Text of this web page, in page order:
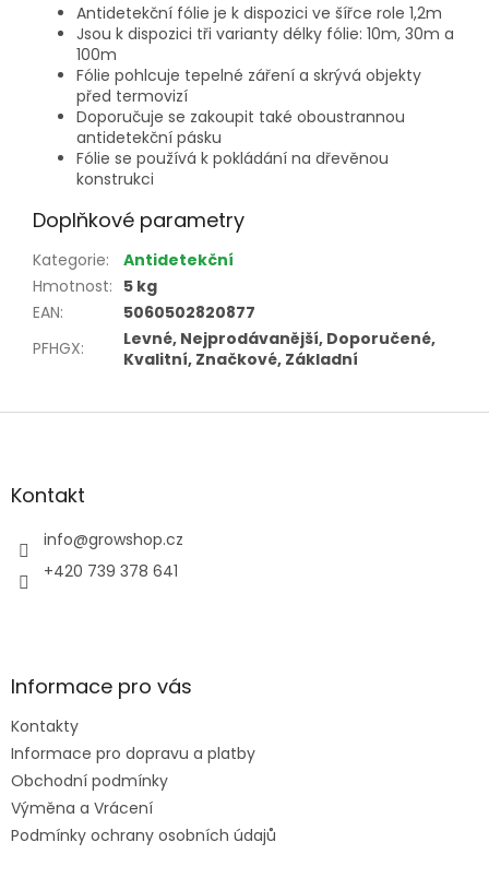
Antidetekční fólie je k dispozici ve šířce role 1,2m
Jsou k dispozici tři varianty délky fólie: 10m, 30m a
100m
Fólie pohlcuje tepelné záření a skrývá objekty
před termovizí
Doporučuje se zakoupit také oboustrannou
antidetekční pásku
Fólie se používá k pokládání na dřevěnou
konstrukci
Doplňkové parametry
Kategorie:
Antidetekční
Hmotnost: 5 kg
EAN:
5060502820877
PFHGX:
Levné, Nejprodávanější, Doporučené,
Kvalitní, Značkové, Základní
Z
aKontakt
info@growshop.cz
+420 739 378 641
Informace pro vás
Kontakty
Informace pro dopravu a platby
Obchodní podmínky
Výměna a Vrácení
Podmínky ochrany osobních údajů